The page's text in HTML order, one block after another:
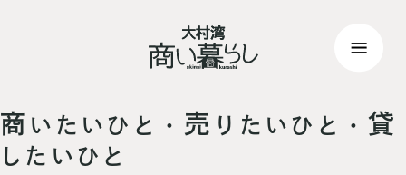
商 いたいひと・ 売 りたいひと・貸
したいひと